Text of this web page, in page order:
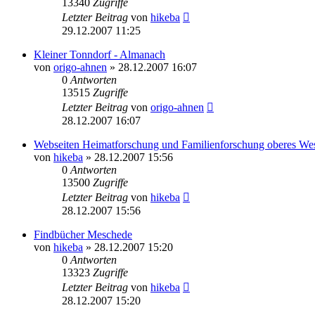
Letzter Beitrag von hikeba
29.12.2007 11:25
Kleiner Tonndorf - Almanach
von origo-ahnen » 28.12.2007 16:07
0 Antworten
13515 Zugriffe
Letzter Beitrag von origo-ahnen
28.12.2007 16:07
Webseiten Heimatforschung und Familienforschung oberes
von hikeba » 28.12.2007 15:56
0 Antworten
13500 Zugriffe
Letzter Beitrag von hikeba
28.12.2007 15:56
Findbücher Meschede
von hikeba » 28.12.2007 15:20
0 Antworten
13323 Zugriffe
Letzter Beitrag von hikeba
28.12.2007 15:20